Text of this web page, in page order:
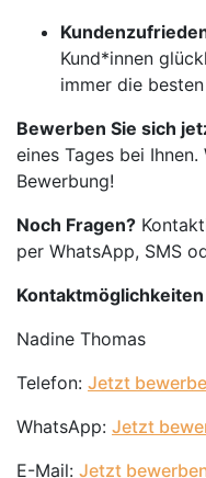
Kund*innen
immer die
Bewerben Sie sich
eines Tages bei
Bewerbung!
Noch Fragen?
per WhatsApp, SMS
Kontaktmöglichkeiten
Nadine Thomas
Telefon: Jetzt
WhatsApp: Jetzt
E-Mail: Jetzt